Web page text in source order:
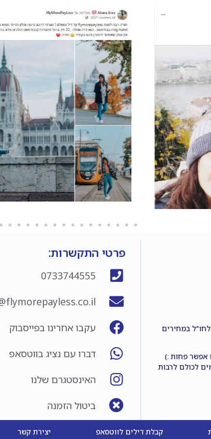
במחירים
אפשר פחות :)
לכולם לרבות
פרטי התקשרות:
0733744555
עקבו אחרינו בפייסבוק
דברו עם נציג בווטסאפ
האינסטגרם שלנו
ביטול הזמנה
קבלת דילים לווטסאפ יצירת קשר